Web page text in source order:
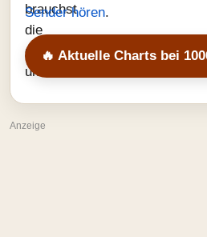
Sender hören.
🔥 Aktuelle Charts bei
Anzeige